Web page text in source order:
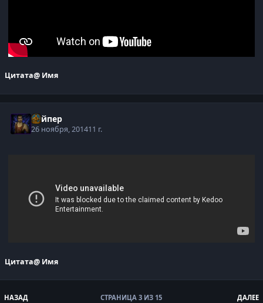
Цитата@ Имя
Вайпер
26 ноября, 201411 г.
Цитата@ Имя
НАЗАД ДАЛЕЕ
СТРАНИЦА 3 ИЗ 15